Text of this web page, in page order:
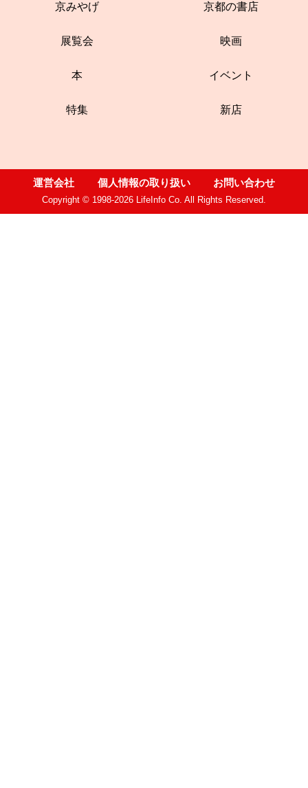
京みやげ 京都の書店
展覧会 映画
本 イベント
特集 新店
運営会社 個人情報の取り扱い お問い合わせ
Copyright © 1998-2026 LifeInfo Co. All Rights Reserved.